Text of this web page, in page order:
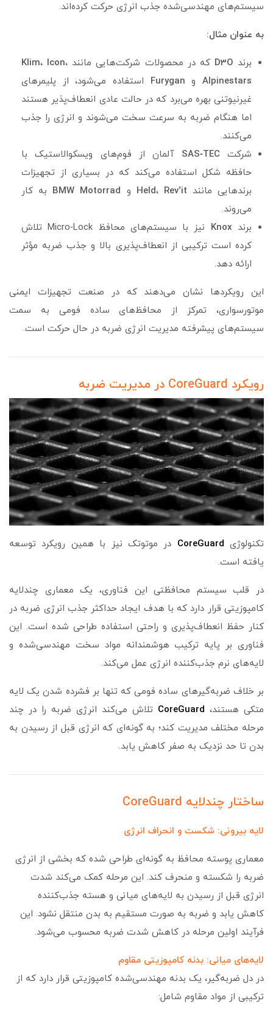
سیستم‌های مهندسی‌شده جذب انرژی حرکت کرده‌اند.
به عنوان مثال:
برند D3O که در محصولات شرکت‌هایی مانند Klim، Icon،
Alpinestars و Furygan
استفاده می‌شود، از پلیمرهای
غیرنیوتنی بهره می‌برد که در حالت عادی انعطاف‌پذیر هستند
اما هنگام ضربه به سرعت سخت می‌شوند و انرژی را جذب
می‌کنند.
شرکت
SAS‑TEC
آلمان از فوم‌های ویسکوالاستیک با
حافظه شکل استفاده می‌کند که در بسیاری از تجهیزات
برندهایی مانند
Held، Rev’it و BMW Motorrad
به کار
می‌روند.
برند Knox
نیز با سیستم‌های محافظ Micro‑Lock تلاش
کرده است ترکیبی از انعطاف‌پذیری بالا و جذب ضربه مؤثر
ارائه دهد.
این رویکردها نشان می‌دهند که در صنعت تجهیزات ایمنی
موتورسواری، تمرکز از محافظ‌های ساده فومی به سمت
سیستم‌های پیشرفته مدیریت انرژی ضربه در حال حرکت است.
رویکرد CoreGuard در مدیریت ضربه
تکنولوژی CoreGuard در موتوتک نیز با همین رویکرد توسعه
یافته است.
در قلب سیستم محافظتی این فناوری، یک معماری چندلایه
کامپوزیتی قرار دارد که با هدف ایجاد حداکثر جذب انرژی ضربه در
کنار حفظ انعطاف‌پذیری و راحتی استفاده طراحی شده است. این
فناوری بر پایه ترکیب هوشمندانه مواد سخت مهندسی‌شده و
لایه‌های نرم جذب‌کننده انرژی عمل می‌کند.
بر خلاف ضربه‌گیرهای ساده فومی که تنها بر فشرده شدن یک لایه
متکی هستند، CoreGuard تلاش می‌کند انرژی ضربه را در چند
مرحله مختلف مدیریت کند؛ به گونه‌ای که انرژی قبل از رسیدن به
بدن تا حد نزدیک به صفر کاهش یابد.
ساختار چندلایه CoreGuard
لایه‌ بیرونی: شکست و انحراف انرژی
معماری پوسته محافظ به گونه‌ای طراحی شده که بخشی از انرژی
ضربه را شکسته و منحرف کند. این مرحله کمک می‌کند شدت
انرژی قبل از رسیدن به لایه‌های میانی و هسته جذب‌کننده
کاهش یابد و ضربه به صورت مستقیم به بدن منتقل نشود. این
فرآیند اولین مرحله در کاهش شدت ضربه محسوب می‌شود.
لایه‎‌های میانی: بدنه کامپوزیتی مقاوم
در دل ضربه‌گیر، یک بدنه مهندسی‌شده کامپوزیتی قرار دارد که از
ترکیبی از مواد مقاوم شامل: